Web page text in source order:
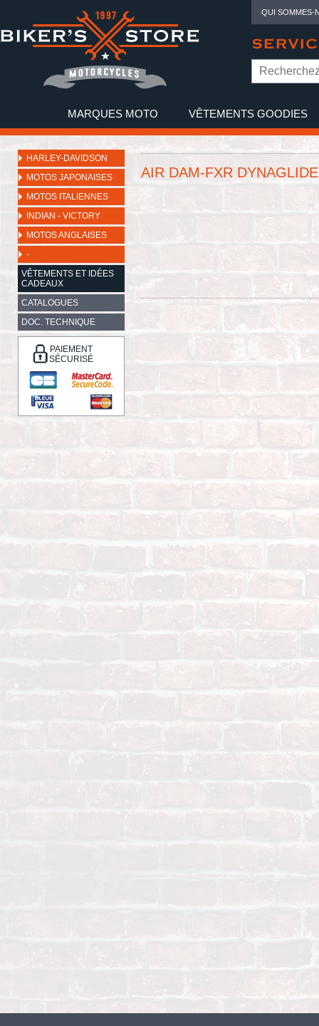
QUI SOMMES-
MARQUES MOTO VÊTEMENTS GOODIES
HARLEY-DAVIDSON
MOTOS JAPONAISES
MOTOS ITALIENNES
INDIAN - VICTORY
MOTOS ANGLAISES
-
VÊTEMENTS ET IDÉES
CADEAUX
CATALOGUES
DOC. TECHNIQUE
PAIEMENT
SÉCURISÉ
AIR DAM-FXR DYNAGLIDE